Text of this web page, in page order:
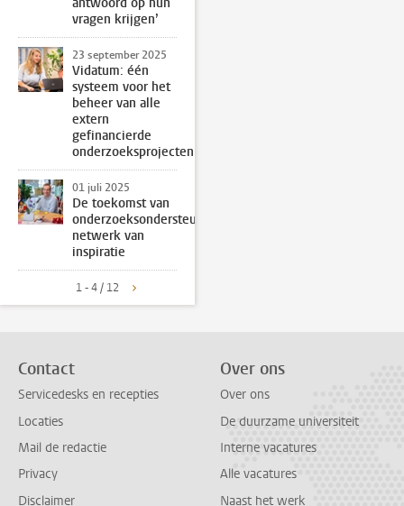
vragen krijgen’
23 september 2025
Vidatum: één
systeem voor het
beheer van alle
extern
gefinancierde
onderzoeksprojecten
01 juli 2025
De toekomst van
onderzoeksondersteuning:
netwerk van
inspiratie
1 - 4 / 12
Contact
Servicedesks en recepties
Locaties
Mail de redactie
Privacy
Disclaimer
Over ons
Over ons
De duurzame universiteit
Interne vacatures
Alle vacatures
Naast het werk